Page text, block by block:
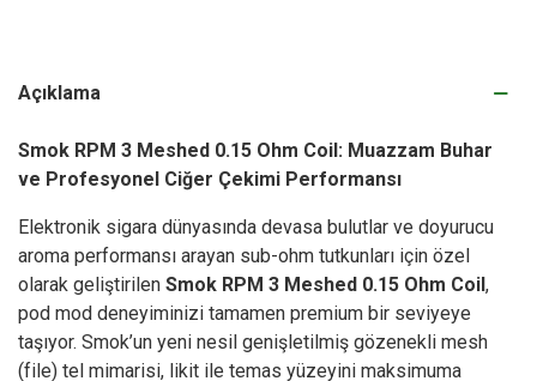
Açıklama
Smok RPM 3 Meshed 0.15 Ohm Coil: Muazzam Buhar
ve Profesyonel Ciğer Çekimi Performansı
Elektronik sigara dünyasında devasa bulutlar ve doyurucu
aroma performansı arayan sub-ohm tutkunları için özel
olarak geliştirilen Smok RPM 3 Meshed 0.15 Ohm Coil ,
pod mod deneyiminizi tamamen premium bir seviyeye
taşıyor. Smok’un yeni nesil genişletilmiş gözenekli mesh
(file) tel mimarisi, likit ile temas yüzeyini maksimuma